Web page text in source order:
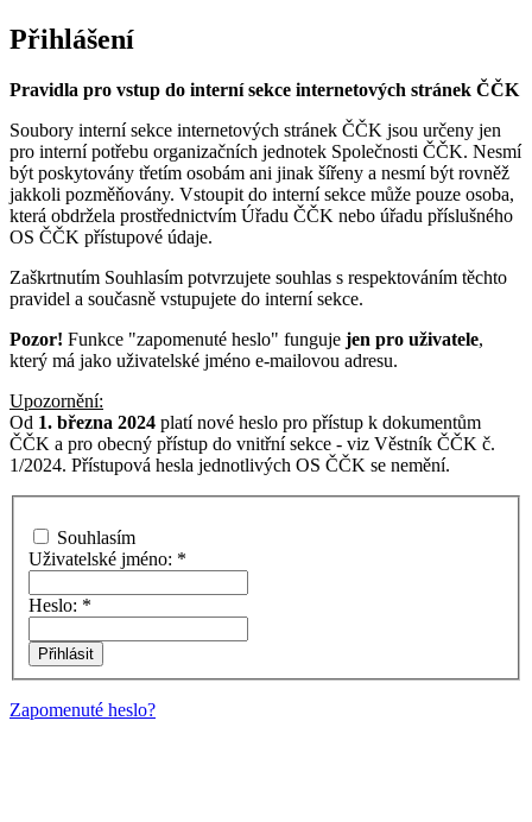
Přihlášení
Pravidla pro vstup do interní sekce internetových stránek ČČK
Soubory interní sekce internetových stránek ČČK jsou určeny jen
pro interní potřebu organizačních jednotek Společnosti ČČK. Nesmí
být poskytovány třetím osobám ani jinak šířeny a nesmí být rovněž
jakkoli pozměňovány. Vstoupit do interní sekce může pouze osoba,
která obdržela prostřednictvím Úřadu ČČK nebo úřadu příslušného
OS ČČK přístupové údaje.
Zaškrtnutím Souhlasím potvrzujete souhlas s respektováním těchto
pravidel a současně vstupujete do interní sekce.
Pozor! Funkce "zapomenuté heslo" funguje jen pro uživatele,
který má jako uživatelské jméno e-mailovou adresu.
Upozornění:
Od 1. března 2024 platí nové heslo pro přístup k dokumentům
ČČK a pro obecný přístup do vnitřní sekce - viz Věstník ČČK č.
1/2024. Přístupová hesla jednotlivých OS ČČK se nemění.
Souhlasím
Uživatelské jméno: *
Heslo: *
Zapomenuté heslo?